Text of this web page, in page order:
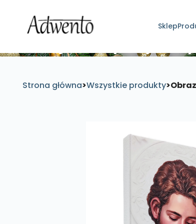
Sklep
Strona główna>Wszystkie produkty>